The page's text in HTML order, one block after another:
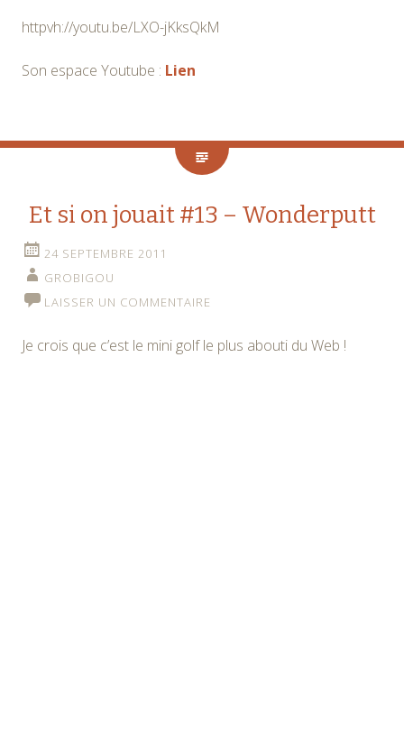
httpvh://youtu.be/LXO-jKksQkM
Son espace Youtube : Lien
Et si on jouait #13 – Wonderputt
24 SEPTEMBRE 2011
GROBIGOU
LAISSER UN COMMENTAIRE
Je crois que c’est le mini golf le plus abouti du Web !